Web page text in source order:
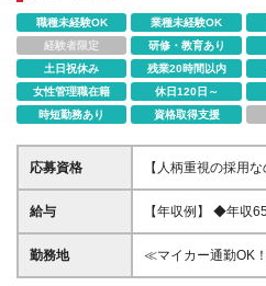
職種未経験OK 業種未経験OK
経験者限定
研修・教育あり
土日祝休み
残業20時間以内
女性管理職在籍
休日120日～
時短勤務あり
資格取得支援
応募資格
【人柄重視の採用
★U・Iターン歓迎 ★人柄重
験不問 ■高卒以上
給与
【年収例】 ◆年収
30歳 ◆年収450万円／25歳 ＼賞与年
績)＆報奨金あり／
勤務地
≪マイカー通勤OK
以内を目安に、通